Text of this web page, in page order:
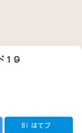
１９
B! はてブ